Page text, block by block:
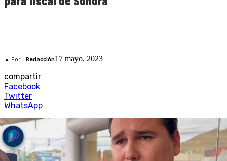
▲ Por Redacción17 mayo, 2023
compartir
Facebook
Twitter
WhatsApp